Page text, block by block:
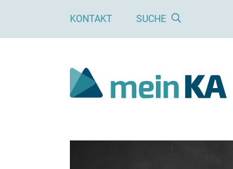
KONTAKT SUCHE